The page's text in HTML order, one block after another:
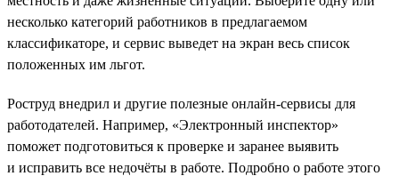
несколько категорий работников в предлагаемом
классификаторе, и сервис выведет на экран весь список
положенных им льгот.
Роструд внедрил и другие полезные онлайн-сервисы для
работодателей. Например, «Электронный инспектор»
поможет подготовиться к проверке и заранее выявить
и исправить все недочёты в работе. Подробно о работе этого